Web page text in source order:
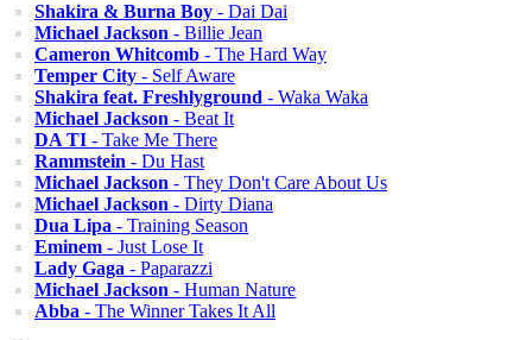
Shakira & Burna Boy - Dai Dai
Michael Jackson - Billie Jean
Cameron Whitcomb - The Hard Way
Temper City - Self Aware
Shakira feat. Freshlyground - Waka Waka
Michael Jackson - Beat It
DA TI - Take Me There
Rammstein - Du Hast
Michael Jackson - They Don't Care About Us
Michael Jackson - Dirty Diana
Dua Lipa - Training Season
Eminem - Just Lose It
Lady Gaga - Paparazzi
Michael Jackson - Human Nature
Abba - The Winner Takes It All